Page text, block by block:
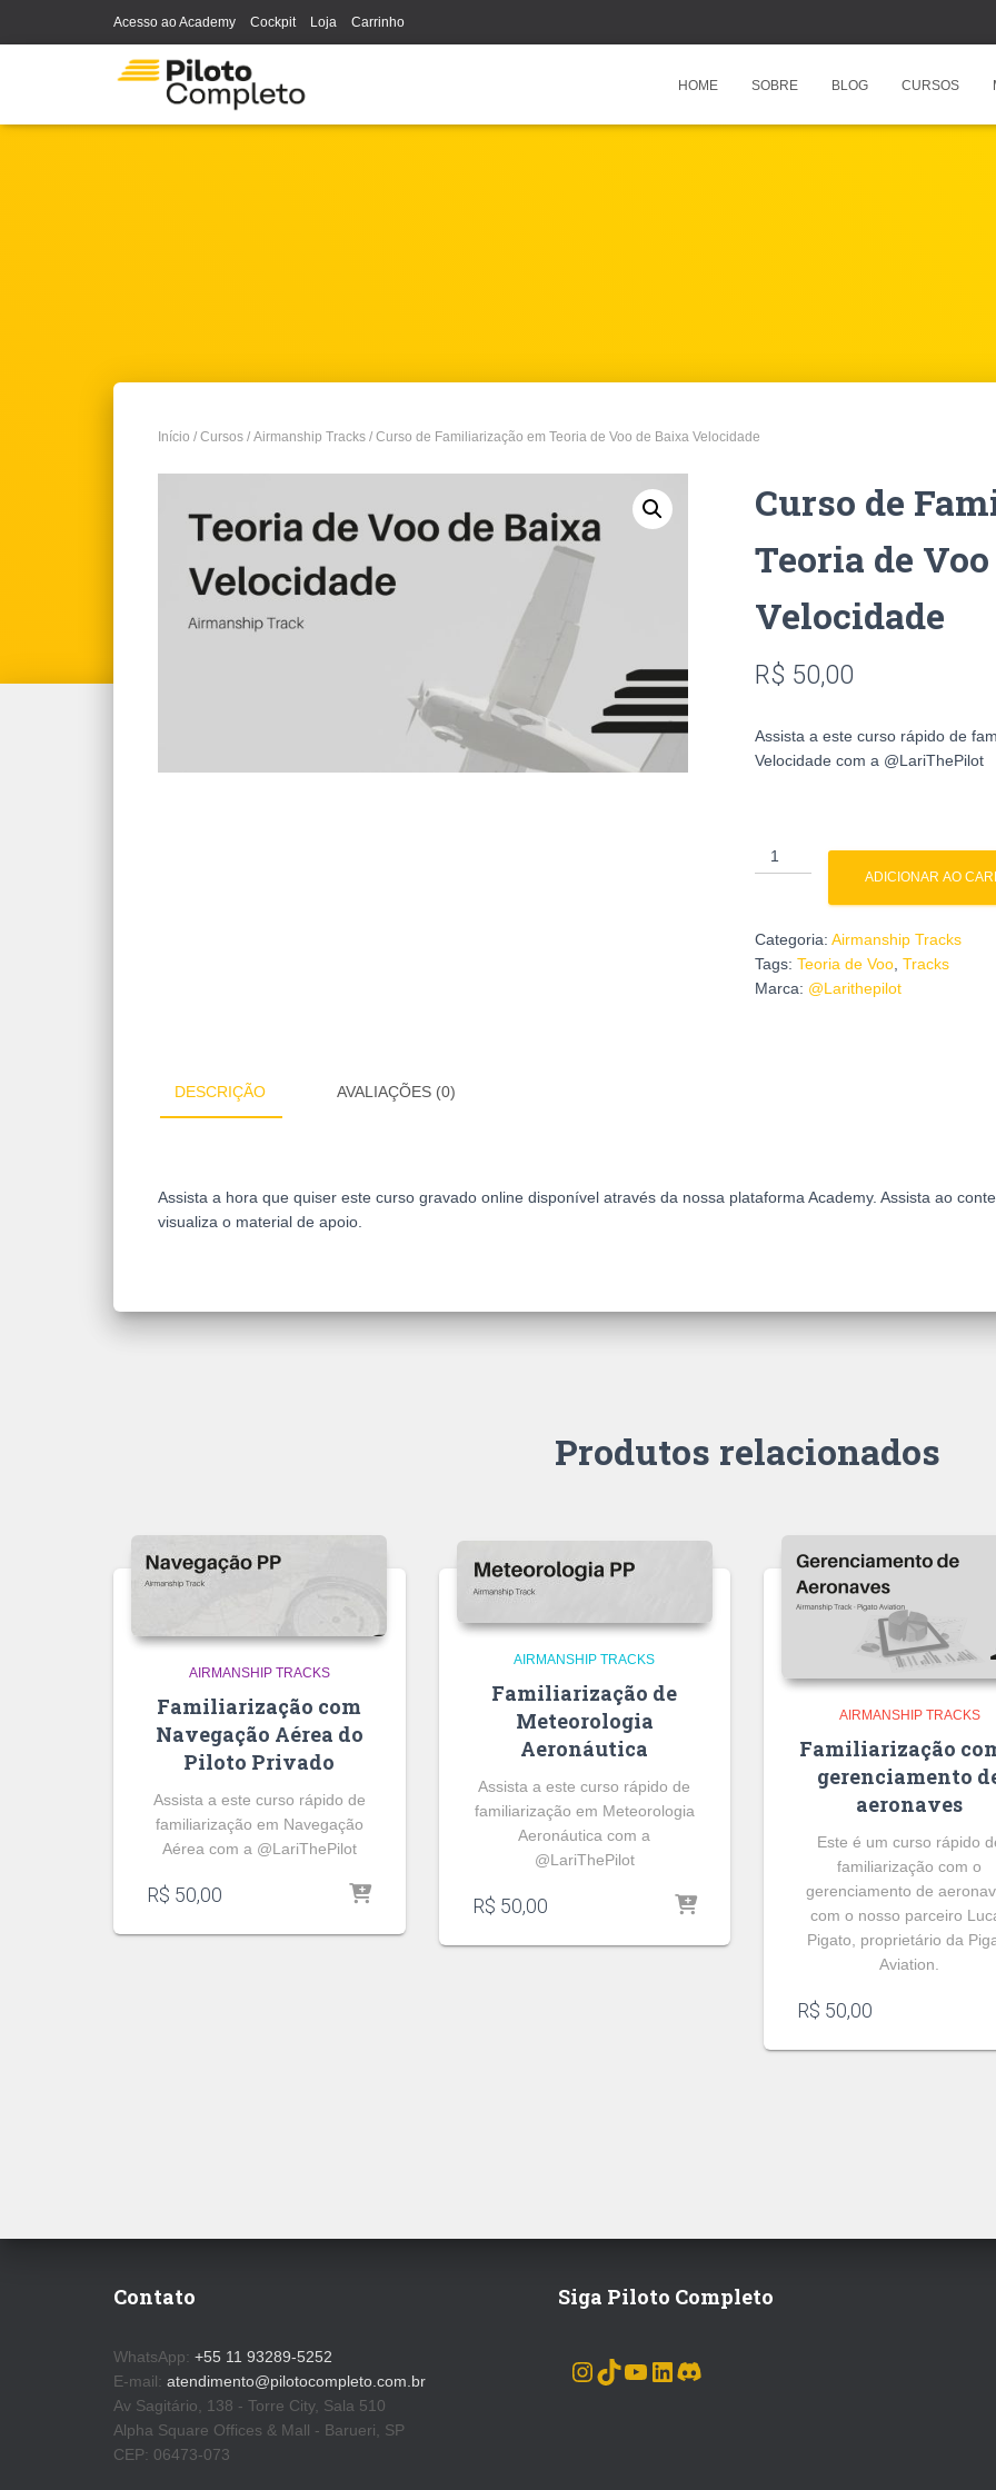
Acesso ao Academy Cockpit Loja Carrinho
HOME SOBRE BLOG CURSOS
Início / Cursos / Airmanship Tracks / Curso de Familiarização em Teoria de Voo de Baixa Velocidade
Curso de
Teoria de
Velocidade
R$ 50,00
Assista a este curso rápido de
Velocidade com a @LariThePilot
Curso
de
Familiarização
Teoria
de
Voo
ADICIONAR AO
Categoria: Airmanship Tracks
Tags: Teoria de Voo Tracks
Marca: @Larithepilot
DESCRIÇÃO AVALIAÇÕES (0)
Assista a hora que quiser este curso gravado online disponível através da nossa plataforma Academy. Assista ao
visualiza o material de apoio.
Produtos relacionados
AIRMANSHIP TRACKS
Familiarização com
Navegação Aérea do
Piloto Privado
Assista a este curso rápido de
familiarização em Navegação
Aérea com a @LariThePilot
R$ 50,00
AIRMANSHIP TRACKS
Familiarização de
Meteorologia
Aeronáutica
Assista a este curso rápido de
familiarização em Meteorologia
Aeronáutica com a
@LariThePilot
R$ 50,00
AIRMANSHIP TRACKS
Familiarização
gerenciamento
aeronaves
Este é um curso rápido
familiarização com o
gerenciamento de
com o nosso parceiro
Pigato, proprietário da
Aviation.
R$ 50,00
Contato
WhatsApp: +55 11 93289-5252
E-mail: atendimento@pilotocompleto.com.br
Av Sagitário, 138 - Torre City, Sala 510
Alpha Square Offices & Mall - Barueri, SP
CEP: 06473-073
Siga Piloto Completo
INSTAGRAM TIKTOK YOUTUBE LINKEDIN